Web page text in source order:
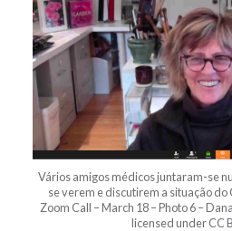
Vários amigos médicos juntaram-se
se verem e discutirem a situação
Zoom Call – March 18 – Photo 6 –
licensed under CC